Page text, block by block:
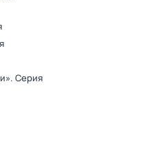
. Серия